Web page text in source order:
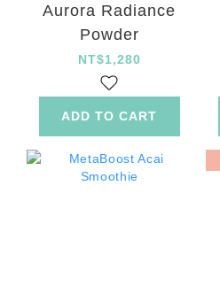
Aurora Radiance
Powder
NT$1,280
ADD TO CART